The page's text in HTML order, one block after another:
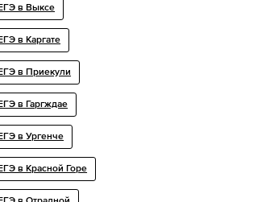
в Выксе
в Каргате
в Приекули
в Гаргждае
в Ургенче
в Красной Горе